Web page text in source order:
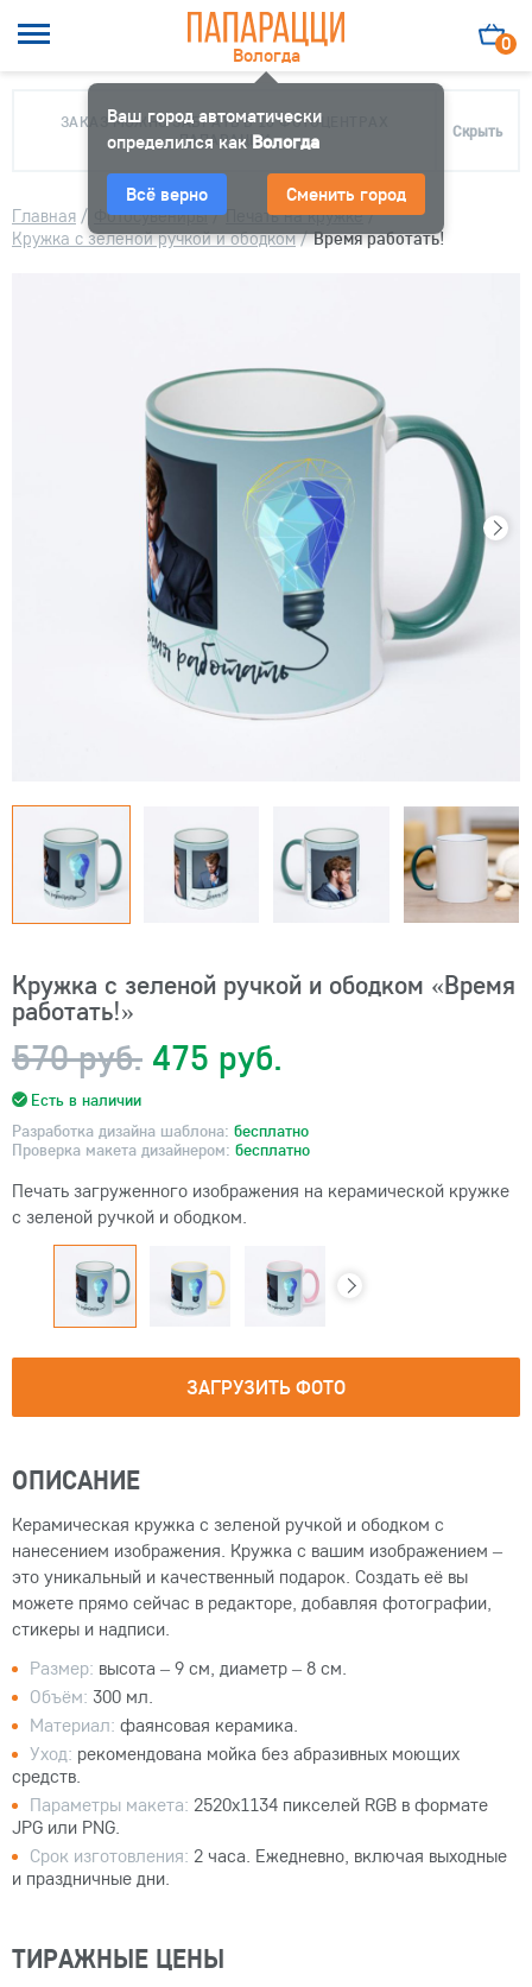
Вологда
Ваш город автоматически
определился как Вологда
Всё верно Сменить город
0
ЗАКАЗ МОЖНО ЗАБРАТЬ В 10 ФОТОЦЕНТРАХ
ПАПАРАЦЦИ
Скрыть
Главная / Фотосувениры/ Печать на кружке/
Кружка с зеленой ручкой и ободком/ Время работать!
Кружка с зеленой ручкой и ободком «Время
работать!»
570 руб. 475 руб.
Есть в наличии
Разработка дизайна шаблона: бесплатно
Проверка макета дизайнером: бесплатно
Печать загруженного изображения на керамической кружке
с зеленой ручкой и ободком.
ЗАГРУЗИТЬ ФОТО
ОПИСАНИЕ
Керамическая кружка с зеленой ручкой и ободком с
нанесением изображения. Кружка с вашим изображением –
это уникальный и качественный подарок. Создать её вы
можете прямо сейчас в редакторе, добавляя фотографии,
стикеры и надписи.
Размер: высота – 9 см, диаметр – 8 см.
Объём: 300 мл.
Материал: фаянсовая керамика.
Уход: рекомендована мойка без абразивных моющих
средств.
Параметры макета: 2520x1134 пикселей RGB в формате
JPG или PNG.
Срок изготовления: 2 часа. Ежедневно, включая выходные
и праздничные дни.
ТИРАЖНЫЕ ЦЕНЫ